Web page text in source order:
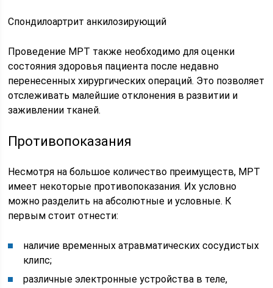
Спондилоартрит анкилозирующий
Проведение МРТ также необходимо для оценки
состояния здоровья пациента после недавно
перенесенных хирургических операций. Это позволяет
отслеживать малейшие отклонения в развитии и
заживлении тканей.
Противопоказания
Несмотря на большое количество преимуществ, МРТ
имеет некоторые противопоказания. Их условно
можно разделить на абсолютные и условные. К
первым стоит отнести:
наличие временных атравматических сосудистых
клипс;
различные электронные устройства в теле,